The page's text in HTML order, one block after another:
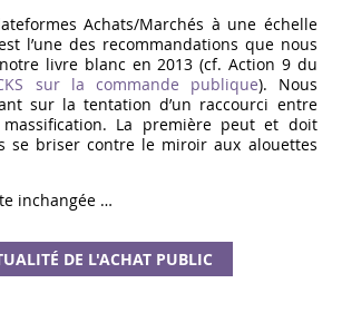
Achats/Marchés à une échelle
l’une des recommandations que nous
livre blanc en 2013 (cf. Action 9 du
sur la commande publique). Nous
sur la tentation d’un raccourci entre
La première peut et doit
se briser contre le miroir aux alouettes
inchangée …
DE L'ACHAT PUBLIC